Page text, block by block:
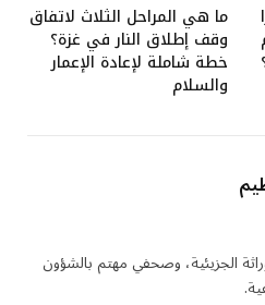
ما هي المراحل الثلاث لاتفاق
وقف إطلاق النار في غزة؟
خطة شاملة لإعادة الإعمار
والسلام
الجزيئية، وصحفي مهتم بالشؤون